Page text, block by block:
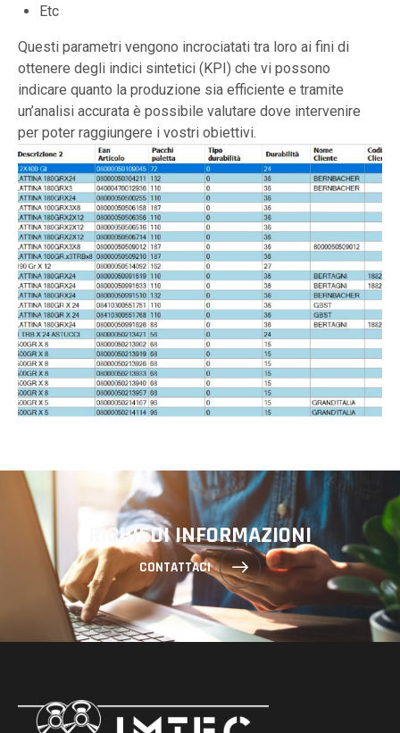
Etc
Questi parametri vengono incrociatati tra loro ai fini di
ottenere degli indici sintetici (KPI) che vi possono
indicare quanto la produzione sia efficiente e tramite
un’analisi accurata è possibile valutare dove intervenire
per poter raggiungere i vostri obiettivi.
RICHIEDI INFORMAZIONI
CONTATTACI